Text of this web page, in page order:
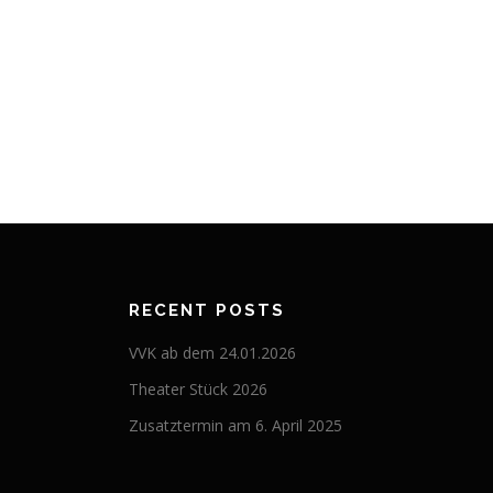
RECENT POSTS
VVK ab dem 24.01.2026
Theater Stück 2026
Zusatztermin am 6. April 2025